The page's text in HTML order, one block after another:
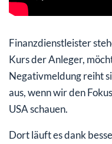
Finanzdienstleister
Kurs der Anleger,
Negativmeldung reiht
aus, wenn wir den
USA schauen.
Dort läuft es dank